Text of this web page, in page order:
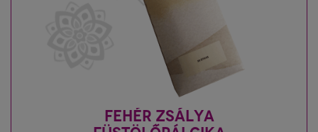
FEHÉR ZSÁLYA